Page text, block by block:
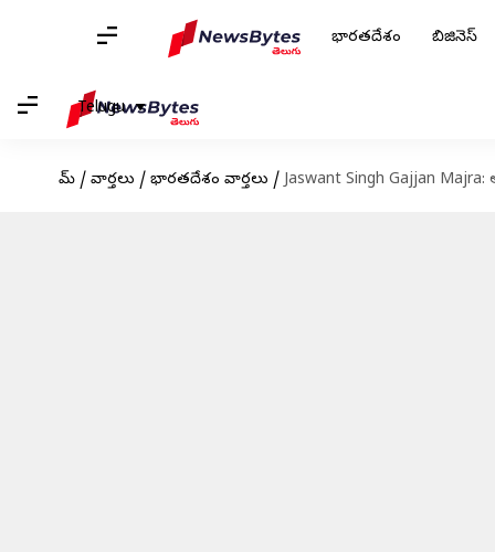
భారతదేశం బిజినెస్
Telugu
హోమ్ / వార్తలు / భారతదేశం వార్తలు / Jaswant Singh Gajjan